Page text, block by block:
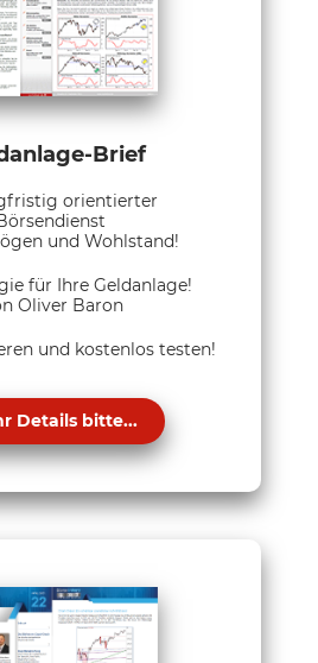
Brief
orientierter
und Wohlstand!
für Ihre Geldanlage!
Oliver Baron
und kostenlos testen!
Details bitte...